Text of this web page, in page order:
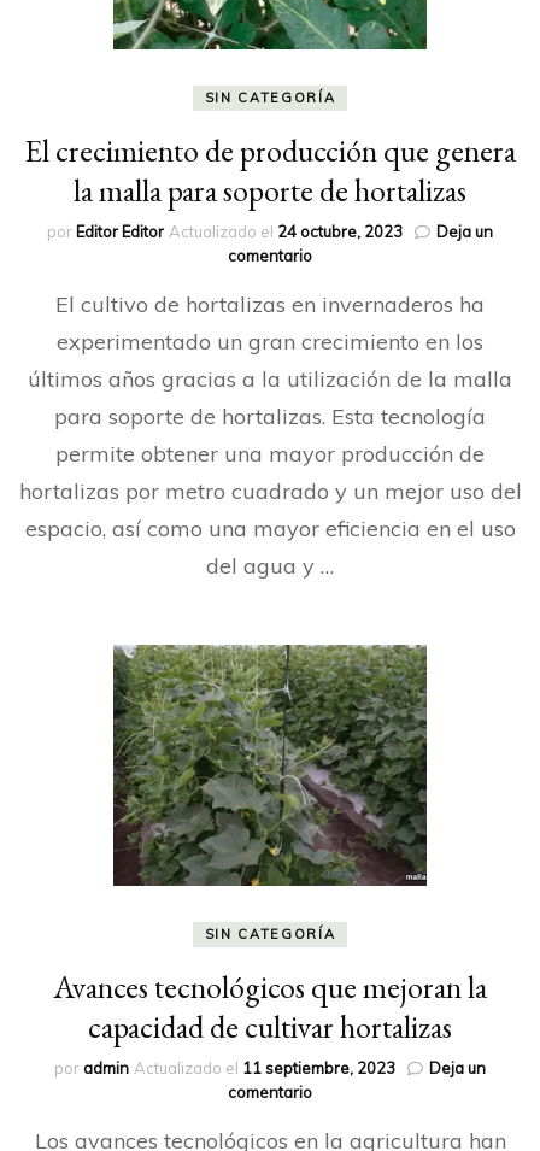
SIN CATEGORÍA
El crecimiento de producción que genera
la malla para soporte de hortalizas
por Editor Editor Actualizado el 24 octubre, 2023
Deja un
comentarioen
crecimiento
producción
que
la
malla
para
soporte
El cultivo de hortalizas en invernaderos ha
experimentado un gran crecimiento en los
últimos años gracias a la utilización de la malla
para soporte de hortalizas. Esta tecnología
permite obtener una mayor producción de
hortalizas por metro cuadrado y un mejor uso del
espacio, así como una mayor eficiencia en el uso
del agua y …
SIN CATEGORÍA
Avances tecnológicos que mejoran la
capacidad de cultivar hortalizas
poradmin Actualizado el 11 septiembre, 2023
Deja un
comentarioen
tecnológicos
Los avances tecnológicos en la agricultura han